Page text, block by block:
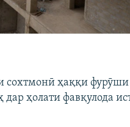
сохтмонӣ ҳаққи
ҳолати фавқулода